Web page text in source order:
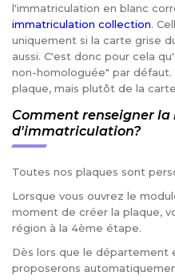
l'immatriculation en blanc
immatriculation collection.
uniquement si la carte grise
aussi. C'est donc pour cela
non-homologuée" par
plaque, mais plutôt de la
Comment renseigner
d'immatriculation?
Toutes nos plaques sont
Lorsque vous ouvrez le
moment de créer la plaque,
région à la 4ème étape.
Dès lors que le département
proposerons